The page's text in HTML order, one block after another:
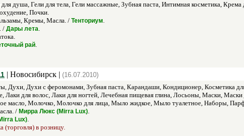
душа, Гели для тела, Гели массажные, Зубная паста, Интимная косметика,
Почки.
Кремы, Масла. / Тенториум.
/ Дары лета.
рай.
| Новосибирск | (16.07.2010)
Духи, Духи с феромонами, Зубная паста, Карандаши, Кондиционер, Косметика
для волос, Лаки для ногтей, Лечебная пищевая глина, Лосьоны, Маски,
масло, Молочко, Молочко для лица, Мыло жидкое, Мыло туалетное, Наборы,
/ Мирра Люкс (Mirra Lux).
Lux).
в розницу.